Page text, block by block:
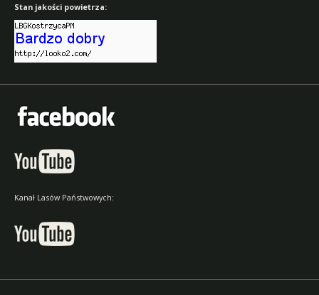
Stan jakości powietrza:
Kanał Lasów Państwowych: